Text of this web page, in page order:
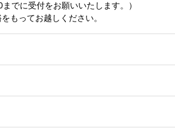
でに受付をお願いいたします。）
もってお越しください。